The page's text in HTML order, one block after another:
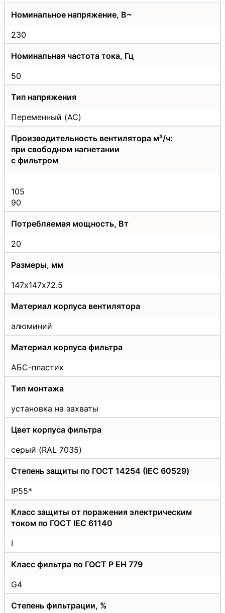
Номинальное напряжение, В~
230
Номинальная частота тока, Гц
50
Тип напряжения
Переменный (AC)
Производительность вентилятора м³/ч:
при свободном нагнетании
с фильтром
105
90
Потребляемая мощность, Вт
20
Размеры, мм
147х147х72.5
Материал корпуса вентилятора
алюминий
Материал корпуса фильтра
АБС-пластик
Тип монтажа
установка на захваты
Цвет корпуса фильтра
серый (RAL 7035)
Степень защиты по ГОСТ 14254 (IEC 60529)
IP55*
Класс защиты от поражения электрическим
током по ГОСТ IEC 61140
I
Класс фильтра по ГОСТ Р ЕН 779
G4
Степень фильтрации, %